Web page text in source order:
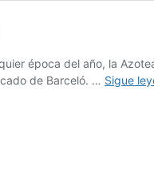
época del año, la
de Barceló. … Sigue